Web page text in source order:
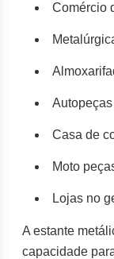
Comércio
Autopeças
Casa de
Moto
Lojas no
A estante
capacidade